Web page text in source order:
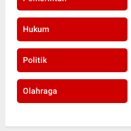
Hukum
Politik
Olahraga